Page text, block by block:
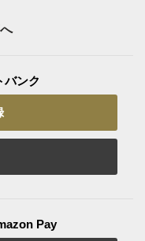
バンク
Pay